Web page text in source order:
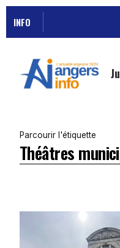
INFO
Parcourir l'étiquette
Théâtres